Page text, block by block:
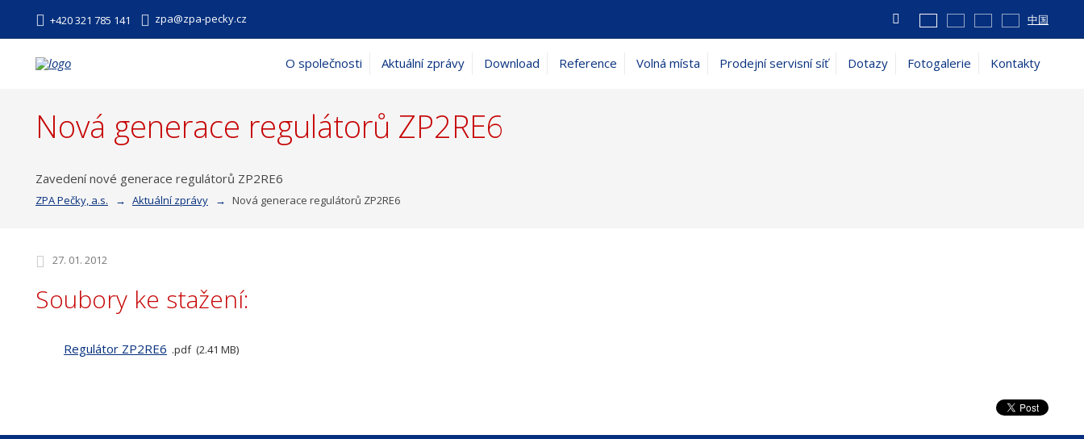
+420 321 785 141 zpa@zpa-pecky.cz Vyhledávání 中国
O společnosti Aktuální zprávy Download Reference Volná místa Prodejní servisní síť Dotazy Fotogalerie Kontakty
Nová generace regulátorů ZP2RE6
Zavedení nové generace regulátorů ZP2RE6
ZPA Pečky, a.s. Aktuální zprávy Nová generace regulátorů ZP2RE6
27. 01. 2012
Soubory ke stažení:
Regulátor ZP2RE6 pdf 2.41 MB